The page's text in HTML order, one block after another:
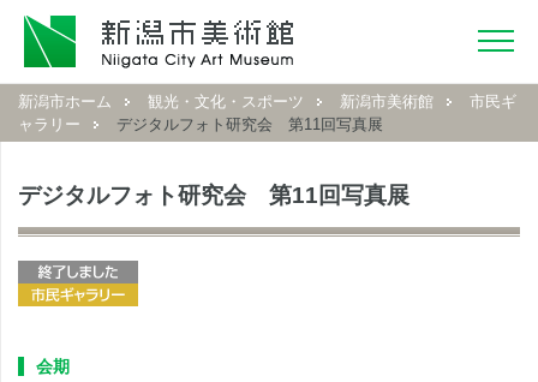
新潟市ホーム 観光・文化・スポーツ 新潟市美術館
市民ギ
ャラリー
デジタルフォト研究会 第11回写真展
デジタルフォト研究会 第11回写真展
会期